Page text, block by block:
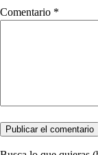
Comentario *